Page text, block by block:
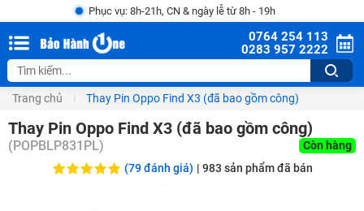
Phục vụ: 8h-21h, CN & ngày lễ từ 8h - 19h
0764 254 113
0283 957 2222
Trang chủ Thay Pin Oppo Find X3 (đã bao gồm công)
Thay Pin Oppo Find X3 (đã bao gồm công)
(POPBLP831PL)
Còn hàng
(79 đánh giá) | 983 sản phẩm đã bán